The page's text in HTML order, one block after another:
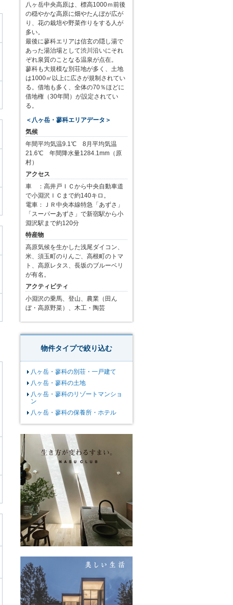
八ヶ岳中央高原は、標高1000ｍ前後
の穏やかな高原に畑やたんぼが広が
り、花の栽培や野菜作りをする人が
多い。
最後に蓼科エリアは信玄の隠し湯で
あった湯治場として渋川沿いにそれ
ぞれ泉質のことなる温泉が点在。
蓼科も大規模な別荘地が多く、土地
は1000㎡以上に広さが規制されてい
る。借地も多く、全体の70％ほどに
借地権（30年間）が設定されてい
る。
＜八ヶ岳・蓼科エリアデータ＞
気候
年間平均気温9.1℃ 8月平均気温
21.6℃ 年間降水量1284.1mm（原
村）
アクセス
車 ：高井戸ＩＣから中央自動車道
で小淵沢ＩＣまで約140キロ。
電車：ＪＲ中央本線特急「あずさ」
「スーパーあずさ」で新宿駅から小
淵沢駅まで約120分
特産物
高原気候を生かした浅尾ダイコン、
米、須玉町のりんご、高根町のトマ
ト、高原レタス、長坂のブルーベリ
が有名。
アクティビティ
小淵沢の乗馬、登山、農業（田ん
ぼ・高原野菜）、木工・陶芸
物件タイプで絞り込む
八ヶ岳・蓼科の別荘・一戸建て
八ヶ岳・蓼科の土地
八ヶ岳・蓼科のリゾートマンショ
ン
八ヶ岳・蓼科の保養所・ホテル